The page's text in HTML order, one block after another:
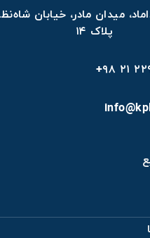
میدان مادر، خیابان
پلاک ۱۴